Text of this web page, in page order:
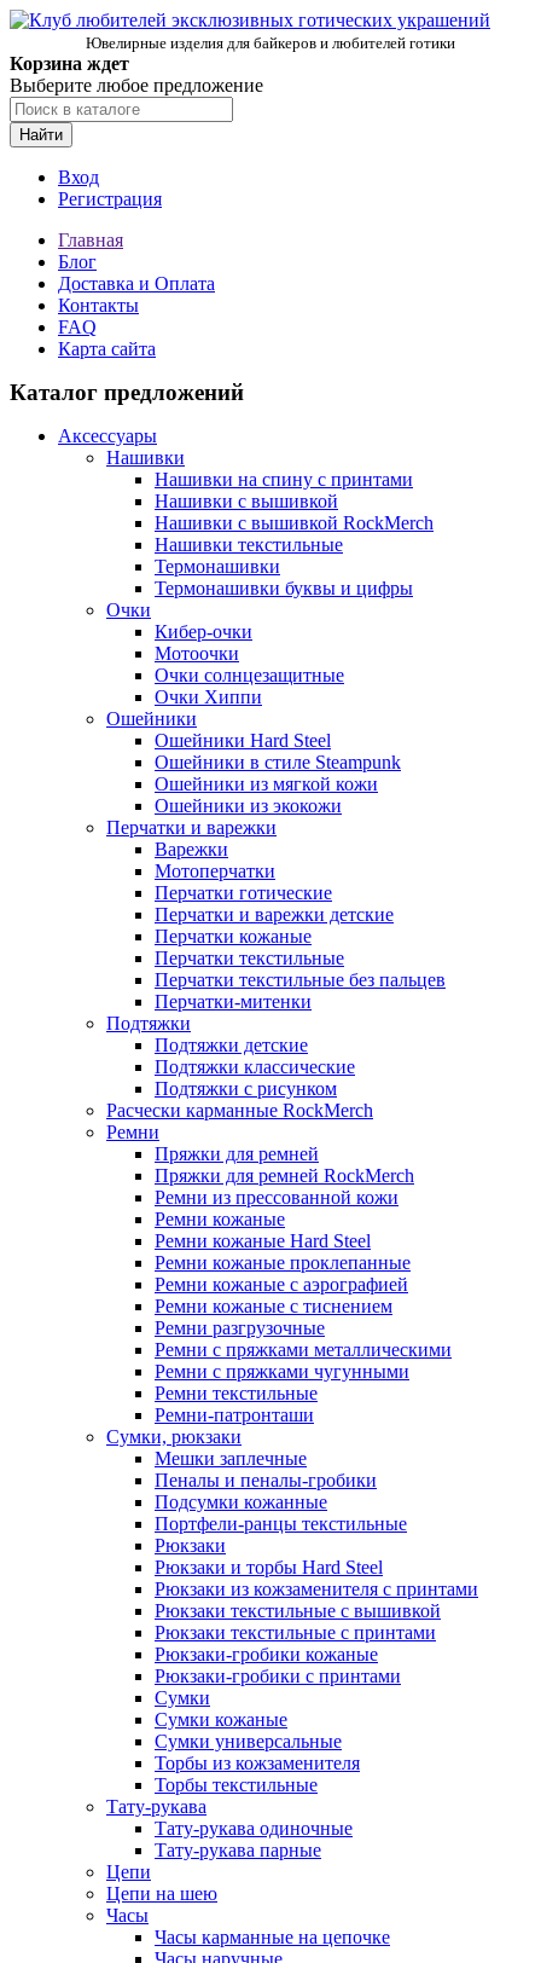
Ювелирные изделия для байкеров и любителей готики
Корзина ждет
Выберите любое предложение
Найти
Вход
Регистрация
Главная
Блог
Доставка и Оплата
Контакты
FAQ
Карта сайта
Каталог предложений
Аксессуары
Нашивки
Нашивки на спину с принтами
Нашивки с вышивкой
Нашивки с вышивкой RockMerch
Нашивки текстильные
Термонашивки
Термонашивки буквы и цифры
Очки
Кибер-очки
Мотоочки
Очки солнцезащитные
Очки Хиппи
Ошейники
Ошейники Hard Steel
Ошейники в стиле Steampunk
Ошейники из мягкой кожи
Ошейники из экокожи
Перчатки и варежки
Варежки
Мотоперчатки
Перчатки готические
Перчатки и варежки детские
Перчатки кожаные
Перчатки текстильные
Перчатки текстильные без пальцев
Перчатки-митенки
Подтяжки
Подтяжки детские
Подтяжки классические
Подтяжки с рисунком
Расчески карманные RockMerch
Ремни
Пряжки для ремней
Пряжки для ремней RockMerch
Ремни из прессованной кожи
Ремни кожаные
Ремни кожаные Hard Steel
Ремни кожаные проклепанные
Ремни кожаные с аэрографией
Ремни кожаные с тиснением
Ремни разгрузочные
Ремни с пряжками металлическими
Ремни с пряжками чугунными
Ремни текстильные
Ремни-патронташи
Сумки, рюкзаки
Мешки заплечные
Пеналы и пеналы-гробики
Подсумки кожанные
Портфели-ранцы текстильные
Рюкзаки
Рюкзаки и торбы Hard Steel
Рюкзаки из кожзаменителя с принтами
Рюкзаки текстильные с вышивкой
Рюкзаки текстильные с принтами
Рюкзаки-гробики кожаные
Рюкзаки-гробики с принтами
Сумки
Сумки кожаные
Сумки универсальные
Торбы из кожзаменителя
Торбы текстильные
Тату-рукава
Тату-рукава одиночные
Тату-рукава парные
Цепи
Цепи на шею
Часы
Часы карманные на цепочке
Часы наручные